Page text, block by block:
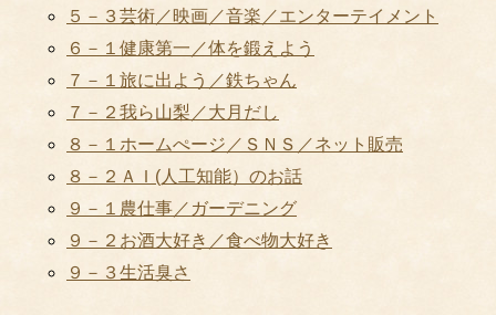
５－３芸術／映画／音楽／エンターテイメント
６－１健康第一／体を鍛えよう
７－１旅に出よう／鉄ちゃん
７－２我ら山梨／大月だし
８－１ホームぺージ／ＳＮＳ／ネット販売
８－２ＡＩ(人工知能）のお話
９－１農仕事／ガーデニング
９－２お酒大好き／食べ物大好き
９－３生活臭さ